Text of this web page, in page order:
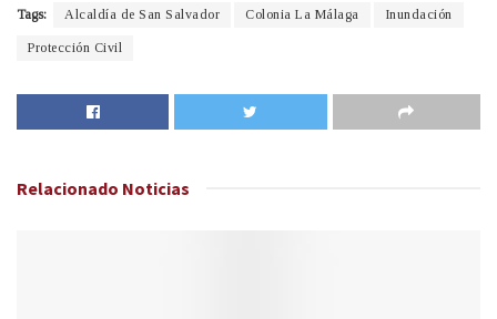
Tags: Alcaldía de San Salvador Colonia La Málaga Inundación
Protección Civil
Relacionado Noticias